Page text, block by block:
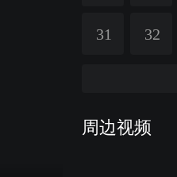
31 32
周边视频